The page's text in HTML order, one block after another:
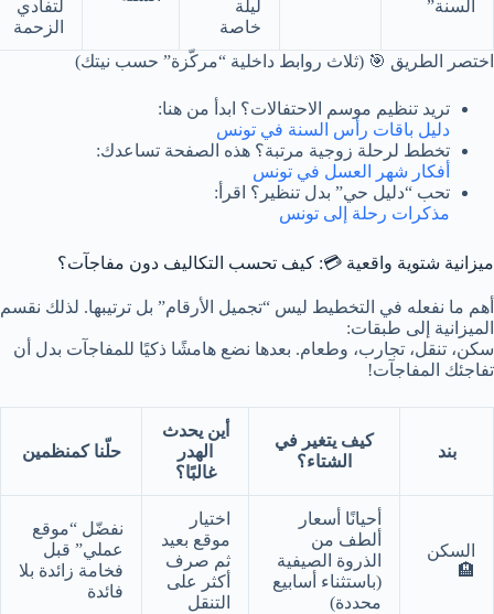
السنة”
ليلة
خاصة
لتفادي
الزحمة
اختصر الطريق 🎯 (ثلاث روابط داخلية “مركّزة” حسب نيتك)
تريد تنظيم موسم الاحتفالات؟ ابدأ من هنا:
دليل باقات رأس السنة في تونس
تخطط لرحلة زوجية مرتبة؟ هذه الصفحة تساعدك:
أفكار شهر العسل في تونس
تحب “دليل حي” بدل تنظير؟ اقرأ:
مذكرات رحلة إلى تونس
ميزانية شتوية واقعية 💳: كيف تحسب التكاليف دون مفاجآت؟
أهم ما نفعله في التخطيط ليس “تجميل الأرقام” بل ترتيبها. لذلك نقسم
الميزانية إلى طبقات:
سكن، تنقل، تجارب، وطعام. بعدها نضع هامشًا ذكيًا للمفاجآت بدل أن
تفاجئك المفاجآت!
بند
كيف يتغير في
الشتاء؟
أين يحدث
الهدر
غالبًا؟
حلّنا كمنظمين
السكن
🏨
أحيانًا أسعار
ألطف من
الذروة الصيفية
(باستثناء أسابيع
محددة)
اختيار
موقع بعيد
ثم صرف
أكثر على
التنقل
نفضّل “موقع
عملي” قبل
فخامة زائدة بلا
فائدة